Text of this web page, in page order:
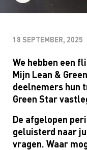
18 SEPTEMBER, 2025
We hebben een
Mijn Lean &
deelnemers hun
Green Star
De afgelopen
geluisterd naar
vragen. Waar